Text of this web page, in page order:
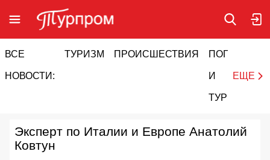
ВСЕ
НОВОСТИ:
ТУРИЗМ ПРОИСШЕСТВИЯ ПОГОДА
И
ТУРИЗМ
ЕЩЕ
Эксперт по Италии и Европе Анатолий
Ковтун